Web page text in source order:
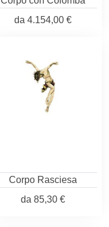
da 4.154,00 €
Corpo Rasciesa
da 85,30 €